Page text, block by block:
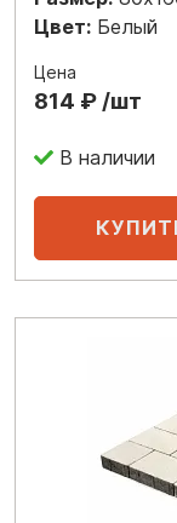
Цвет: Белый
Цена
814 ₽ /шт
В наличии